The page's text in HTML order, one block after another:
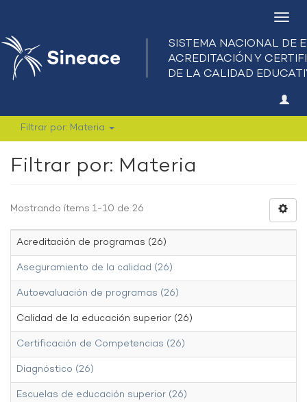
Filtrar por: Materia
Filtrar por: Materia
Mostrando ítems 1-10 de 26
Acreditación de programas (26)
Aseguramiento de la calidad (26)
Autoevaluación de programas (26)
Calidad de la educación superior (26)
Certificación de Competencias (26)
Diagnóstico (26)
Escuelas de educación superior (26)